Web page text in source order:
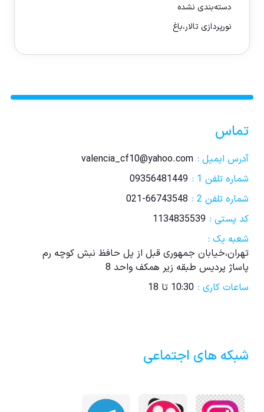
دسته‌بندی نشده
نورپردازی تالار،باغ
تماس
آدرس ایمیل : valencia_cf10@yahoo.com
شماره تلفن 1 :
09356481449
شماره تلفن 2 :
021-66743548
کد پستی : 1134835539
شعبه یک :
تهران،خیابان جمهوری قبل از پل حافظ نبش کوچه رم
پاساژ پردیس طبقه زیر همکف واحد 8
ساعات کاری : 10:30 تا 18
شبکه های اجتماعی